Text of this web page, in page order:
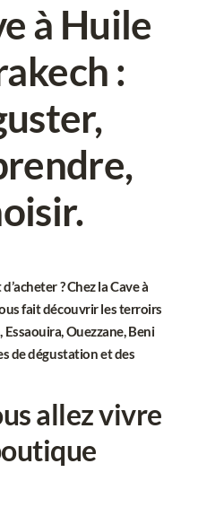
à Huile
:
? Chez la Cave à
fait découvrir les terroirs
Ouezzane, Beni
de dégustationet des
allez vivre